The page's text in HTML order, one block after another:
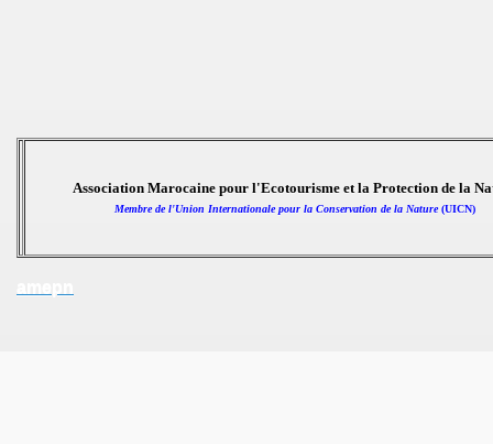
Association Marocaine pour l'Ecotourisme et la Protection de la
Membre de l'Union Internationale pour la Conservation de la Nature(UICN)